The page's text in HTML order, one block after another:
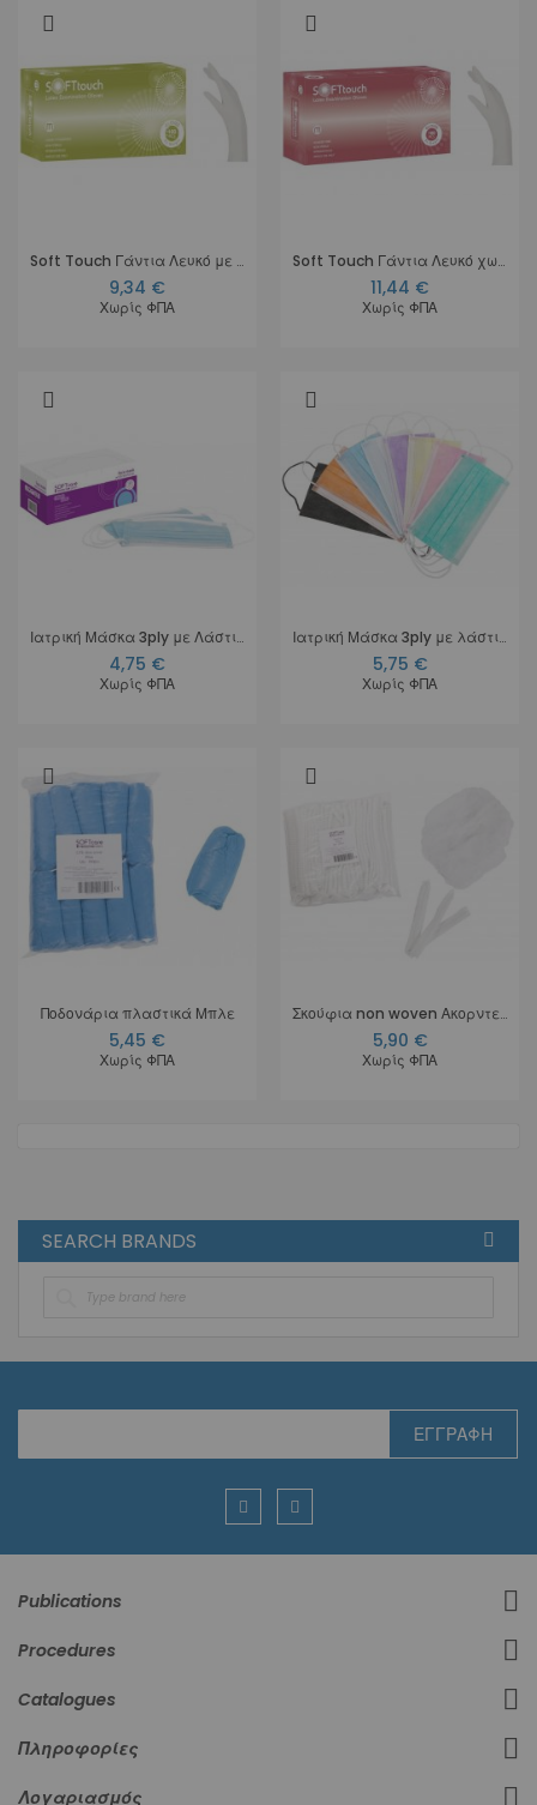
Soft Touch Γάντια Λευκό με πούδρα
9,34 €
Χωρίς ΦΠΑ
Soft Touch Γάντια Λευκό χωρίς πούδρα
11,44 €
Χωρίς ΦΠΑ
Ιατρική Μάσκα 3ply με Λάστιχο - Γαλάζιο
4,75 €
Χωρίς ΦΠΑ
Ιατρική Μάσκα 3ply με λάστιχο - Coloured
5,75 €
Χωρίς ΦΠΑ
Ποδονάρια πλαστικά Μπλε
5,45 €
Χωρίς ΦΠΑ
Σκούφια non woven Ακορντεόν Λευκό
5,90 €
Χωρίς ΦΠΑ
SEARCH BRANDS
Ενημερωτικό
ΕΓΓΡΑΦΉ
Publications
Procedures
Catalogues
Πληροφορίες
Λογαριασμός